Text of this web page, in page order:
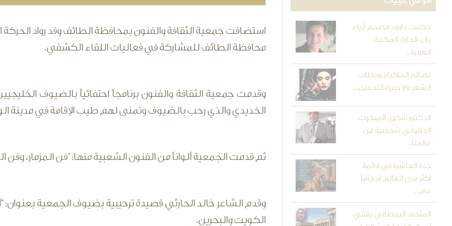
استضافت جمعية الثقافة والفنون بمحافظة الطائف وفد رواد
محافظة الطائف للمشاركة في فعاليات اللقاء الكشفي.
وقدمت جمعية الثقافة والفنون برنامجاً احتفائياً بالضيوف
الخديدي والذي رحب بالضيوف وتمنى لهم طيب الإقامة في مدينة
ثم قدمت الجمعية ألواناً من الفنون الشعبية منها: "فن المزمار، وفن
وقدم الشاعر خالد الحارثي قصيدة ترحيبية بضيوف الجمعية بعنوان:
الكويت والبحرين.
حكمت داوود مصمم أزياء
باب الحارة: المكتبة
العربية...
نصائح الماكياج وربطات
الشعر مع خبيرة التجميل...
الدكتور شكري المبخوت:
الطلياني شخصية من
عالمنا...
جدة العاشرة في قائمة
أكثر مدن العالم ازدحاماً
عام...
المتحف البريطاني يقتني